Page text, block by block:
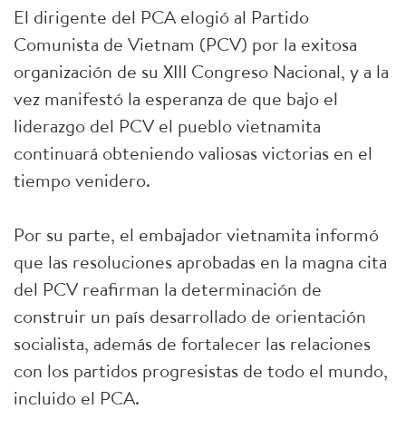
El dirigente del PCA elogió al Partido
Comunista de Vietnam (PCV) por la exitosa
organización de su XIII Congreso Nacional, y a la
vez manifestó la esperanza de que bajo el
liderazgo del PCV el pueblo vietnamita
continuará obteniendo valiosas victorias en el
tiempo venidero.
Por su parte, el embajador vietnamita informó
que las resoluciones aprobadas en la magna cita
del PCV reafirman la determinación de
construir un país desarrollado de orientación
socialista, además de fortalecer las relaciones
con los partidos progresistas de todo el mundo,
incluido el PCA.